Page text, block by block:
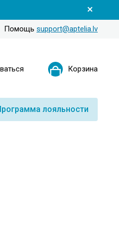
Помощь support@aptelia.lv
Корзина
лояльности